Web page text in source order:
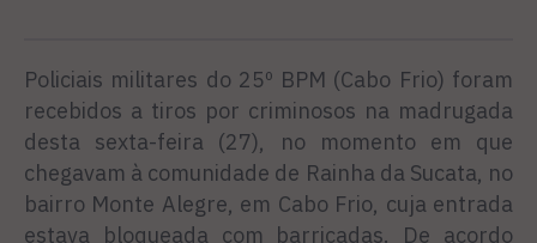
Policiais militares do 25º BPM (Cabo Frio) foram
recebidos a tiros por criminosos na madrugada
desta sexta-feira (27), no momento em que
chegavam à comunidade de Rainha da Sucata, no
bairro Monte Alegre, em Cabo Frio, cuja entrada
estava bloqueada com barricadas. De acordo